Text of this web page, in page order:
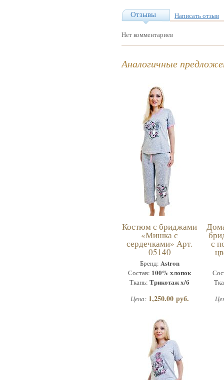
Отзывы Написать отзыв
Нет комментариев
Аналогичные
Костюм с бриджами
«Мишка с
сердечками» Арт.
05140
Бренд: Astron
Состав: 100% хлопок
Ткань: Трикотаж х/б
Цена: 1,250.00 руб.
с